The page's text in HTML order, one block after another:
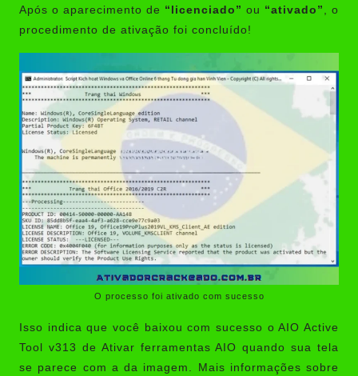
Após o aparecimento de “licenciado” ou “ativado” , o
procedimento de ativação foi concluído!
O processo foi ativado com sucesso
Isso indica que você baixou com sucesso o AIO Active
Tool v313 de Ativar ferramentas AIO quando sua tela
se parece com a da imagem. Mais informações sobre